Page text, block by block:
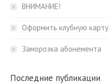
ВНИМАНИЕ!
Оформить клубную карту
Заморозка абонемента
Последние публикации